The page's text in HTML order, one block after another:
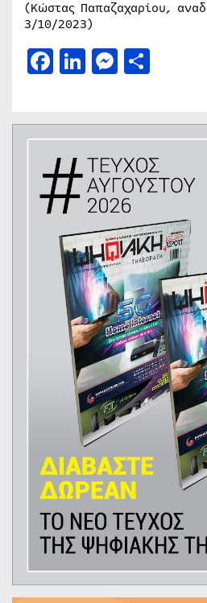
(Κώστας Παπαζαχαρίου,
3/10/2023)
Facebook
LinkedIn